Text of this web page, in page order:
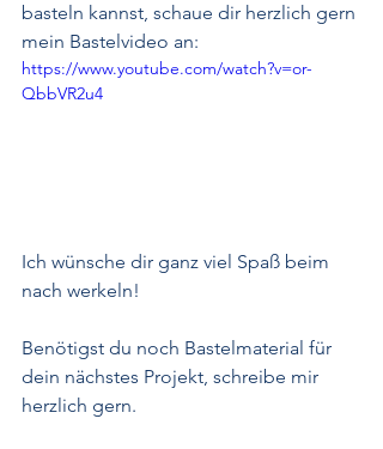
basteln kannst, schaue dir herzlich gern
mein Bastelvideo an:
https://www.youtube.com/watch?v=or-
QbbVR2u4
Ich wünsche dir ganz viel Spaß beim
nach werkeln!
Benötigst du noch Bastelmaterial für
dein nächstes Projekt, schreibe mir
herzlich gern.